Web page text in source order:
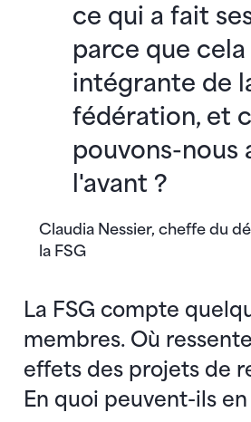
Claudia Nessier, cheffe du
la FSG
ce qui a fait
parce que
intégrante de
fédération, et
pouvons-nous
l'avant ?
La FSG compte
membres. Où
effets des projets de
En quoi peuvent-ils